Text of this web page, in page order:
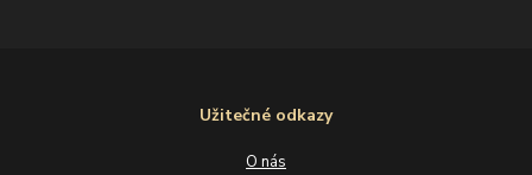
Užitečné odkazy
O nás